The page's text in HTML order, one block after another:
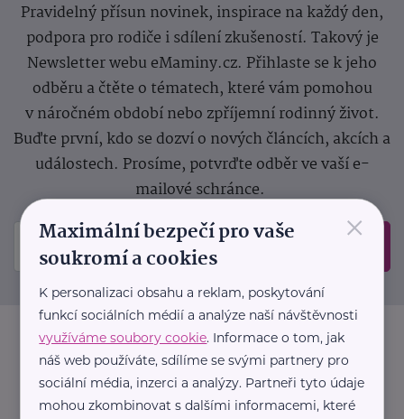
Pravidelný přísun novinek, inspirace na každý den,
podpora pro rodiče i sdílení zkušeností. Takový je
Newsletter webu eMaminy.cz. Přihlaste se k jeho
odběru a čtěte o tématech, které vám pomohou
v náročném období nebo zpříjemní rodinný život.
Buďte první, kdo se dozví o nových článcích, akcích a
událostech. Prosíme, potvrďte odběr ve vaší e-
mailové schránce.
×
Maximální bezpečí pro vaše
soukromí a cookies
K personalizaci obsahu a reklam, poskytování
funkcí sociálních médií a analýze naší návštěvnosti
využíváme soubory cookie. Informace o tom, jak
náš web používáte, sdílíme se svými partnery pro
sociální média, inzerci a analýzy. Partneři tyto údaje
mohou zkombinovat s dalšími informacemi, které